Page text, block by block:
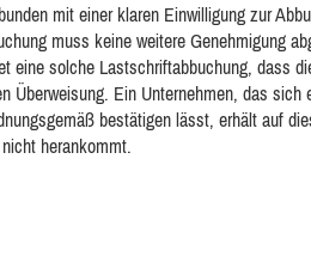
mit einer klaren Einwilligung zur
muss keine weitere Genehmigung
eine solche Lastschriftabbuchung, dass
Überweisung. Ein Unternehmen, das sich
bestätigen lässt, erhält auf
herankommt.